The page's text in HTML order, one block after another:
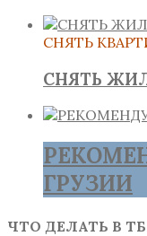
СНЯТЬ
СНЯТЬ
ГРУЗИИ
ЧТО ДЕЛАТЬ В